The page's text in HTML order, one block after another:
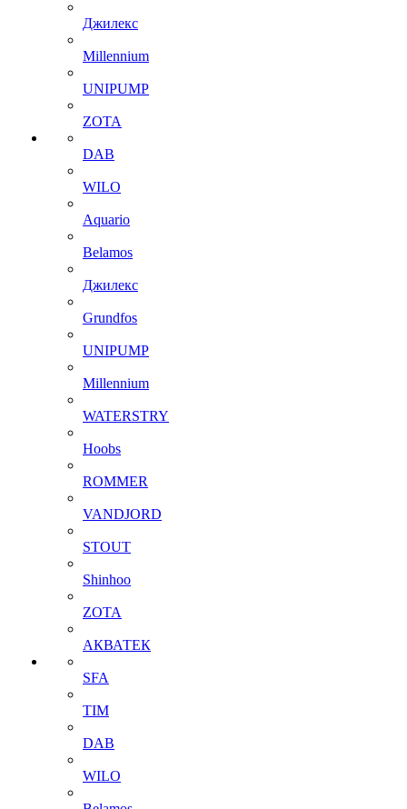
Джилекс
Millennium
UNIPUMP
ZOTA
DAB
WILO
Aquario
Belamos
Джилекс
Grundfos
UNIPUMP
Millennium
WATERSTRY
Hoobs
ROMMER
VANDJORD
STOUT
Shinhoo
ZOTA
АКВАТЕК
SFA
TIM
DAB
WILO